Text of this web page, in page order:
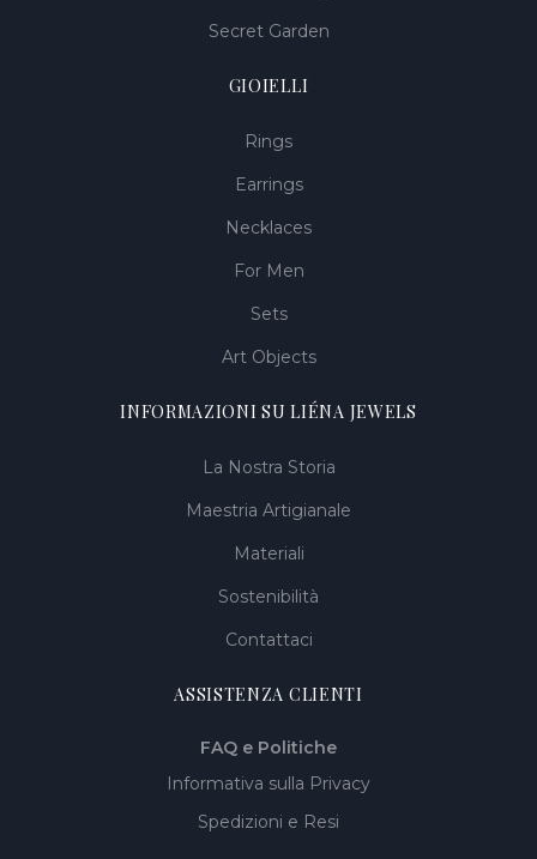
Secret Garden
GIOIELLI
Rings
Earrings
Necklaces
For Men
Sets
Art Objects
INFORMAZIONI SU LIÉNA JEWELS
La Nostra Storia
Maestria Artigianale
Materiali
Sostenibilità
Contattaci
ASSISTENZA CLIENTI
FAQ e Politiche
Informativa sulla Privacy
Spedizioni e Resi